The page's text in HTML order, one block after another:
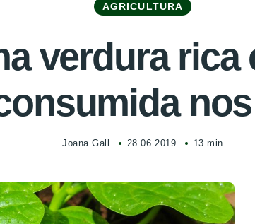
AGRICULTURA
verdura rica
Joana Gall 28.06.2019 13 min